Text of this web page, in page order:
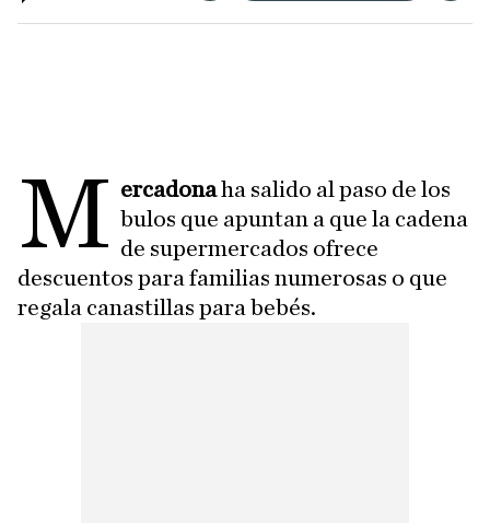
M ercadonaha salido al paso de los
bulos que apuntan a que la cadena
de supermercados ofrece
descuentos para familias numerosas o que
regala canastillas para bebés.